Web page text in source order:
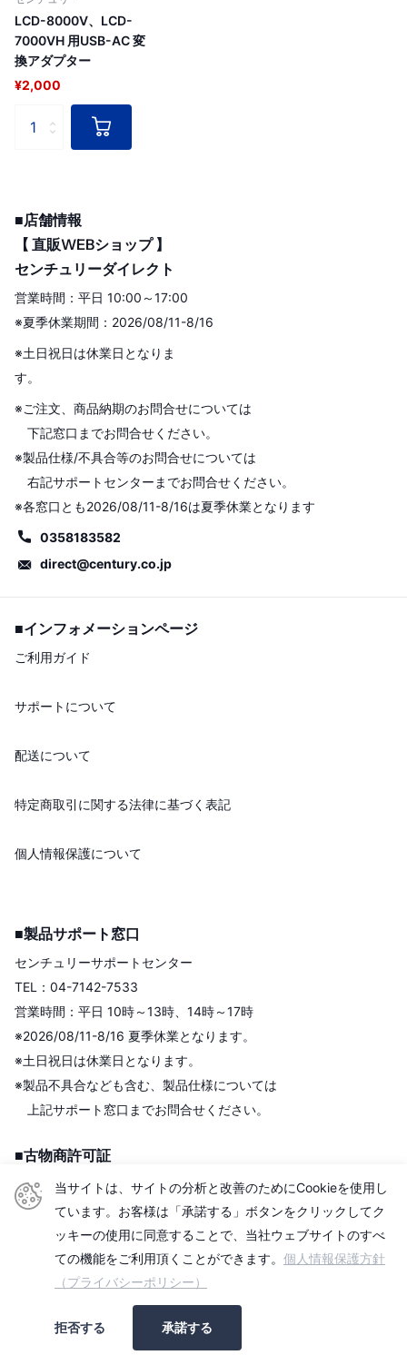
LCD-8000V、LCD-
7000VH 用USB-AC 変
換アダプター
¥2,000
■店舗情報
【 直販WEBショップ 】
センチュリーダイレクト
営業時間：平日 10:00～17:00
※夏季休業期間：2026/08/11-8/16
※土日祝日は休業日となりま
す。
※ご注文、商品納期のお問合せについては
下記窓口までお問合せください。
※製品仕様/不具合等のお問合せについては
右記サポートセンターまでお問合せください。
※各窓口とも2026/08/11-8/16は夏季休業となります
0358183582
direct@century.co.jp
■インフォメーションページ
ご利用ガイド
サポートについて
配送について
特定商取引に関する法律に基づく表記
個人情報保護について
■製品サポート窓口
センチュリーサポートセンター
TEL：04-7142-7533
営業時間：平日 10時～13時、14時～17時
※2026/08/11-8/16 夏季休業となります。
※土日祝日は休業日となります。
※製品不具合なども含む、製品仕様については
上記サポート窓口までお問合せください。
■古物商許可証
株式会社センチュリー
＜古物商許可証＞
東京都公安委員会
第306609903513号
■適格請求書発行事業者
登録番号：T2010501006740
当サイトは、サイトの分析と改善のためにCookieを使用し
ています。お客様は「承諾する」ボタンをクリックしてク
ッキーの使用に同意することで、当社ウェブサイトのすべ
ての機能をご利用頂くことができます。 個人情報保護方針
（プライバシーポリシー）
拒否する 承諾する